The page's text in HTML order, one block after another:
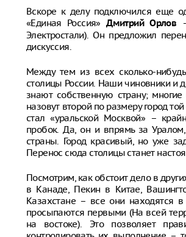
Вскоре к делу подключился еще
«Единая Россия»Дмитрий Орлов
Электростали). Он предложил
дискуссия.
Между тем из всех сколько-
столицы России. Наши чиновники и
знают собственную страну;
назовут второй по размеру город
стал «уральской Москвой» –
пробок. Да, он и впрямь за
страны. Город красивый, но уже
Перенос сюда столицы станет
Посмотрим, как обстоит дело в
в Канаде, Пекин в Китае,
Казахстане – все они находятся
просыпаются первыми (На всей
на востоке). Это позволяет